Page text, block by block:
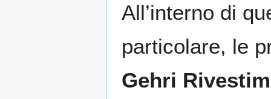
All’interno di
particolare, le
Gehri